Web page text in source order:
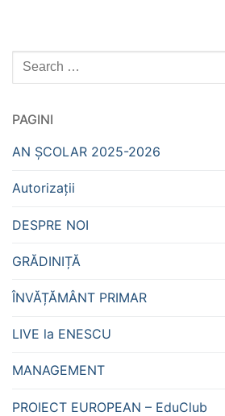
Caută
după:
PAGINI
AN ȘCOLAR 2025-2026
Autorizații
DESPRE NOI
GRĂDINIȚĂ
ÎNVĂȚĂMÂNT PRIMAR
LIVE la ENESCU
MANAGEMENT
PROIECT EUROPEAN – EduClub